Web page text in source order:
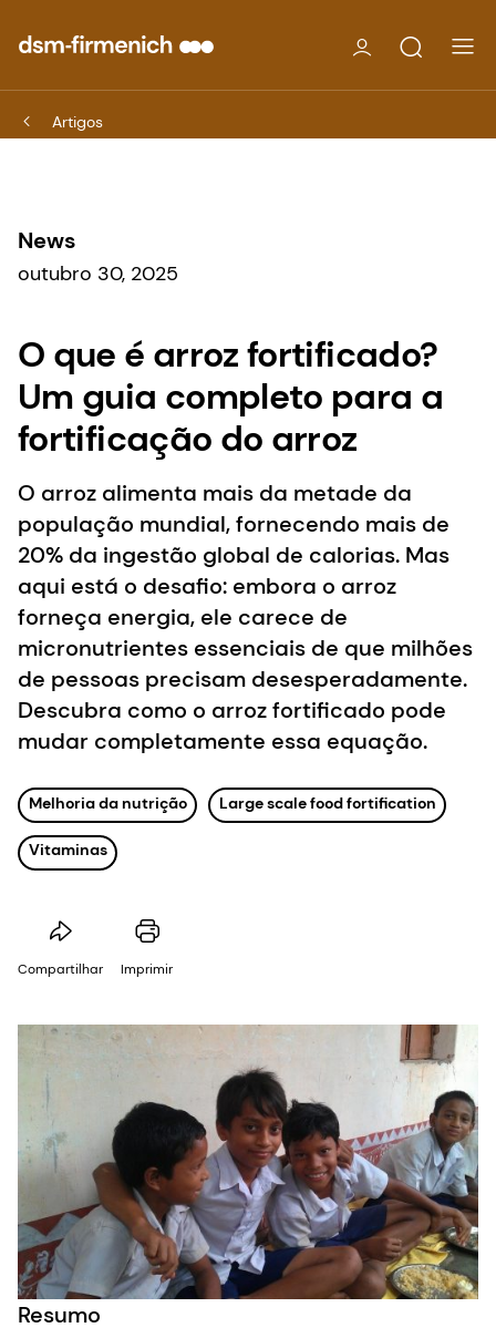
Artigos
News
outubro 30, 2025
O que é arroz fortificado?
Um guia completo para a
fortificação do arroz
O arroz alimenta mais da metade da
população mundial, fornecendo mais de
20% da ingestão global de calorias. Mas
aqui está o desafio: embora o arroz
forneça energia, ele carece de
micronutrientes essenciais de que milhões
de pessoas precisam desesperadamente.
Descubra como o arroz fortificado pode
mudar completamente essa equação.
Melhoria da nutrição Large scale food fortification
Vitaminas
Compartilhar Imprimir
Resumo